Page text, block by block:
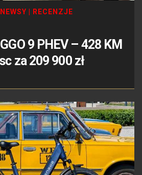
NEWSY
RECENZJE
9 PHEV – 428 KM
za 209 900 zł